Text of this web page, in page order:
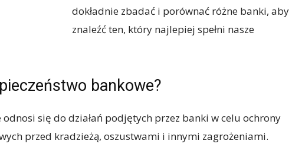
dokładnie zbadać i porównać różne banki, aby
znaleźć ten, który najlepiej spełni nasze
bankowe?
odnosi się do działań podjętych przez banki w celu ochrony
przed kradzieżą, oszustwami i innymi zagrożeniami.